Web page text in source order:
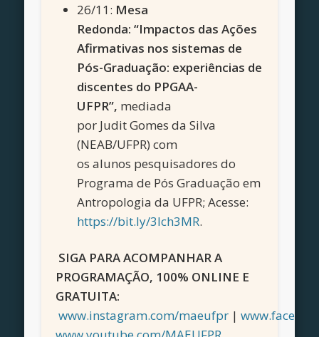
26/11: Mesa
Redonda: “Impactos das Ações
Afirmativas nos sistemas de
Pós-Graduação: experiências de
discentes do PPGAA-
UFPR”, mediada
por Judit Gomes da Silva
(NEAB/UFPR) com
os alunos pesquisadores do
Programa de Pós Graduação em
Antropologia da UFPR; Acesse:
https://bit.ly/3lch3MR.
SIGA PARA ACOMPANHAR A
PROGRAMAÇÃO, 100% ONLINE E
GRATUITA:
www.instagram.com/maeufpr |